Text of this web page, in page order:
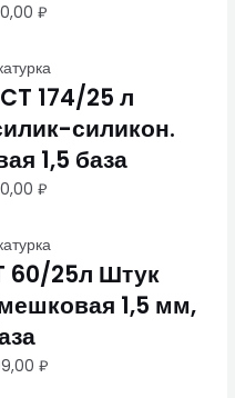
₽
174/25 л
силикон.
1,5 база
₽
60/25л Штук
1,5 мм,
₽